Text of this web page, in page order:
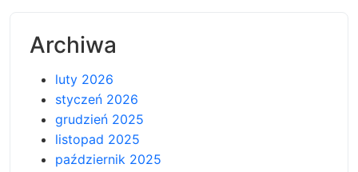
Archiwa
luty 2026
styczeń 2026
grudzień 2025
listopad 2025
październik 2025